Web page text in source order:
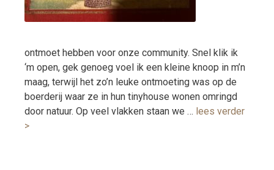
ontmoet hebben voor onze community. Snel klik ik
‘m open, gek genoeg voel ik een kleine knoop in m’n
maag, terwijl het zo’n leuke ontmoeting was op de
boerderij waar ze in hun tinyhouse wonen omringd
door natuur. Op veel vlakken staan we … lees verder
>